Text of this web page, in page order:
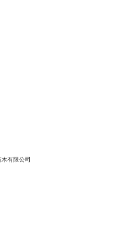
有限公司